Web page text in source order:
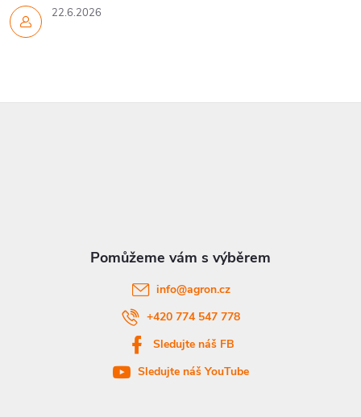
22.6.2026
info@agron.cz
+420 774 547 778
Sledujte náš FB
Sledujte náš YouTube